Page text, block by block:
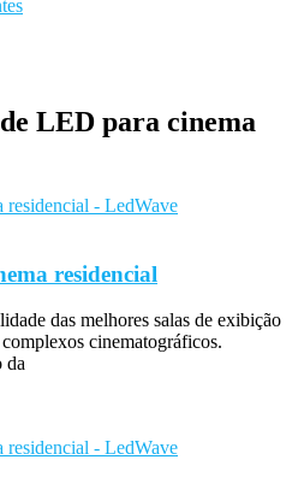
LED para cinema
residencial
das melhores salas de exibição
cinematográficos.
da